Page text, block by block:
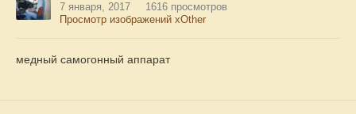
7 января, 2017
1616 просмотров
Просмотр изображений xOther
медный самогонный аппарат